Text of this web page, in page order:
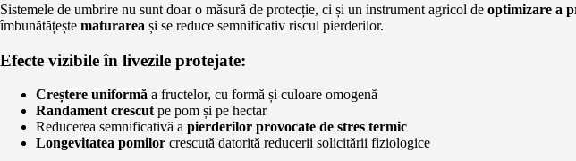
Sistemele de umbrire nu sunt doar o măsură de protecție, ci și un instrument agricol de optimizare a
îmbunătățește maturarea și se reduce semnificativ riscul pierderilor.
Efecte vizibile în livezile protejate:
Creștere uniformă a fructelor, cu formă și culoare omogenă
Randament crescut pe pom și pe hectar
Reducerea semnificativă a pierderilor provocate de stres termic
Longevitatea pomilor crescută datorită reducerii solicitării fiziologice